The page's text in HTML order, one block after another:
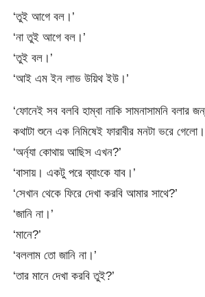
‘তুই আগে বল।’
‘না তুই আগে বল।’
‘তুই বল।’
‘আই এম ইন লাভ উয়িথ ইউ।’
‘ফোনেই সব বলবি হাম্বা নাকি সামনাসামনি বলার
কথাটা শুনে এক নিমিষেই ফারাবীর মনটা ভরে গেলো।
‘অর্ন্যা কোথায় আছিস এখন?’
‘বাসায়। একটু পরে ব্যাংকে যাব।’
‘সেখান থেকে ফিরে দেখা করবি আমার সাথে?’
‘জানি না।’
‘মানে?’
‘বললাম তো জানি না।’
‘তার মানে দেখা করবি তুই?’